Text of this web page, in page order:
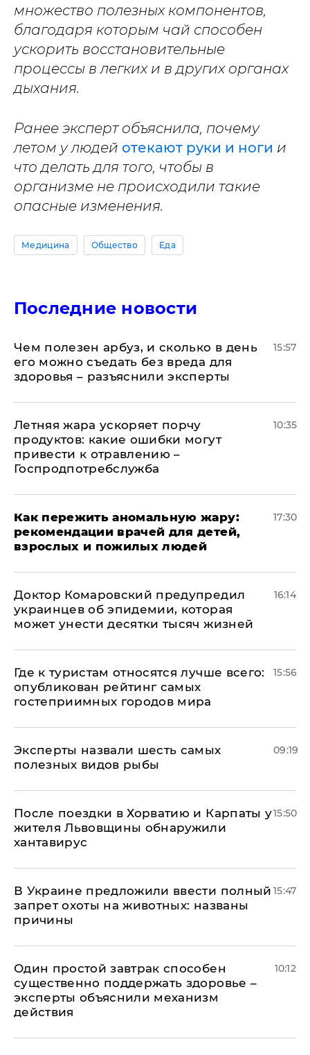
множество полезных компонентов,
благодаря которым чай способен
ускорить восстановительные
процессы в легких и в других органах
дыхания.
Ранее эксперт объяснила, почему
летом у людей отекают руки и ноги и
что делать для того, чтобы в
организме не происходили такие
опасные изменения.
Медицина Общество Еда
Последние новости
Чем полезен арбуз, и сколько в день
его можно съедать без вреда для
здоровья – разъяснили эксперты
15:57
Летняя жара ускоряет порчу
продуктов: какие ошибки могут
привести к отравлению –
Госпродпотребслужба
10:35
Как пережить аномальную жару:
рекомендации врачей для детей,
взрослых и пожилых людей
17:30
Доктор Комаровский предупредил
украинцев об эпидемии, которая
может унести десятки тысяч жизней
16:14
Где к туристам относятся лучше всего:
опубликован рейтинг самых
гостеприимных городов мира
15:56
Эксперты назвали шесть самых
полезных видов рыбы
09:19
После поездки в Хорватию и Карпаты у
жителя Львовщины обнаружили
хантавирус
15:50
В Украине предложили ввести полный
запрет охоты на животных: названы
причины
15:47
Один простой завтрак способен
существенно поддержать здоровье –
эксперты объяснили механизм
действия
10:12